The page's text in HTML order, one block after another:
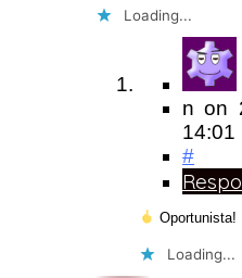
Loading...
n on
14:01
#
Oportunista!
Loading...